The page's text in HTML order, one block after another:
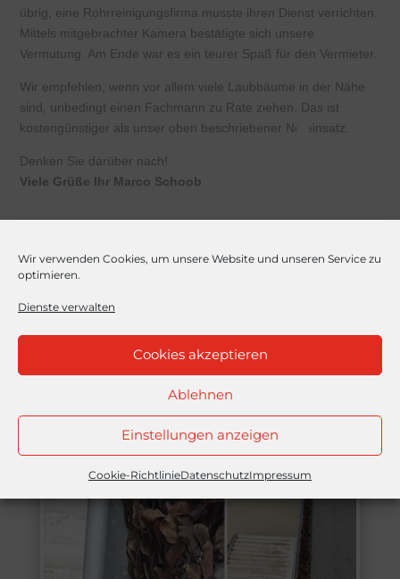
Wir verwenden Cookies, um unsere Website und unseren Service zu
optimieren.
Dienste verwalten
Cookies akzeptieren
Ablehnen
Einstellungen anzeigen
Cookie-RichtlinieDatenschutzImpressum
übrig, eine Rohrreinigungsfirma musste ihren Dienst verrichten.
Mittels mitgebrachter Kamera bestätigte sich unsere
Vermutung. Am Ende war es ein teurer Spaß für den Vermieter.
Wir empfehlen, wenn vor allem viele Laubbäume in der Nähe
sind, unbedingt einen Fachmann zu Rate ziehen. Das ist
kostengünstiger als unser oben beschriebener Noteinsatz.
Denken Sie darüber nach!
Viele Grüße Ihr Marco Schoob